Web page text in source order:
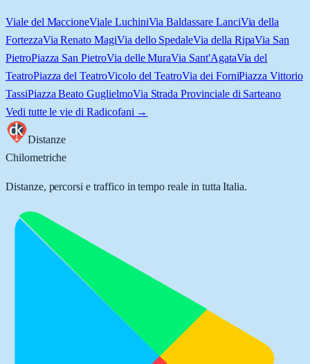
Viale del MaccioneViale LuchiniVia Baldassare LanciVia della
FortezzaVia Renato MagiVia dello SpedaleVia della RipaVia San
PietroPiazza San PietroVia delle MuraVia Sant'AgataVia del
TeatroPiazza del TeatroVicolo del TeatroVia dei ForniPiazza Vittorio
TassiPiazza Beato GuglielmoVia Strada Provinciale di Sarteano
Vedi tutte le vie di Radicofani →
Distanze
Chilometriche
Distanze, percorsi e traffico in tempo reale in tutta Italia.